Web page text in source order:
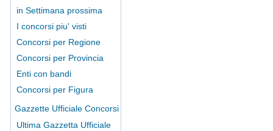
in Settimana prossima
I concorsi piu' visti
Concorsi per Regione
Concorsi per Provincia
Enti con bandi
Concorsi per Figura
Gazzette Ufficiale Concorsi
Ultima Gazzetta Ufficiale